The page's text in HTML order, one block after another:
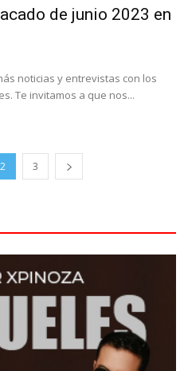
de junio 2023 en
noticias y entrevistas con los
Te invitamos a que nos...
2 3